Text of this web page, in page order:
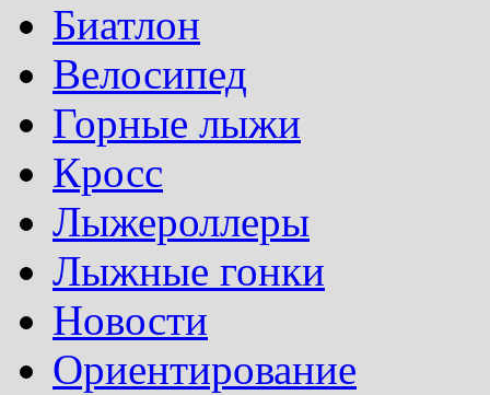
Биатлон
Велосипед
Горные лыжи
Кросс
Лыжероллеры
Лыжные гонки
Новости
Ориентирование